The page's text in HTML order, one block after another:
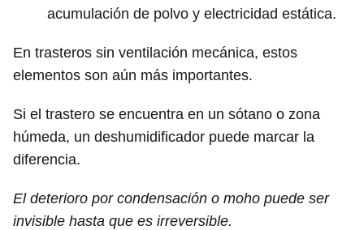
acumulación de polvo y electricidad estática.
En trasteros sin ventilación mecánica, estos
elementos son aún más importantes.
Si el trastero se encuentra en un sótano o zona
húmeda, un deshumidificador puede marcar la
diferencia.
El deterioro por condensación o moho puede ser
invisible hasta que es irreversible.